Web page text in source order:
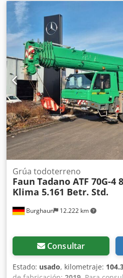
Burghaun 12.222 km
Grúa todoterreno
Faun Tadano ATF 70G-4
Klima 5.161 Betr. Std.
Consultar
Estado: usado, kilometraje: